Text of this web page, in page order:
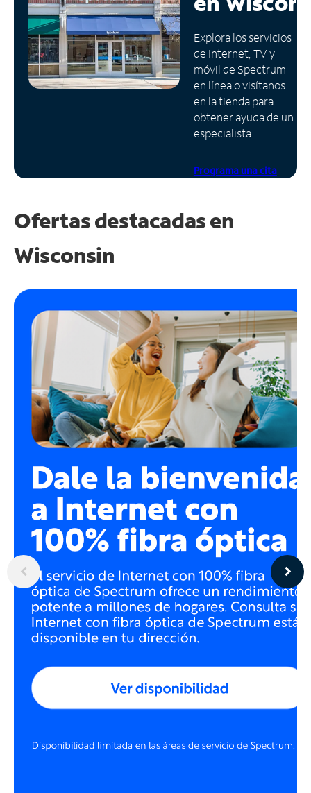
Administrar
cuenta
Encuentra
una
tienda
Explora los servicios
de Internet, TV y
móvil de Spectrum
en línea o visítanos
en la tienda para
obtener ayuda de un
especialista.
Programa una cita
Ofertas destacadas en
Wisconsin